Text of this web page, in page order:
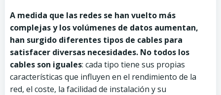
A medida que las redes se han vuelto más
complejas y los volúmenes de datos aumentan,
han surgido diferentes tipos de cables para
satisfacer diversas necesidades. No todos los
cables son iguales: cada tipo tiene sus propias
características que influyen en el rendimiento de la
red, el coste, la facilidad de instalación y su